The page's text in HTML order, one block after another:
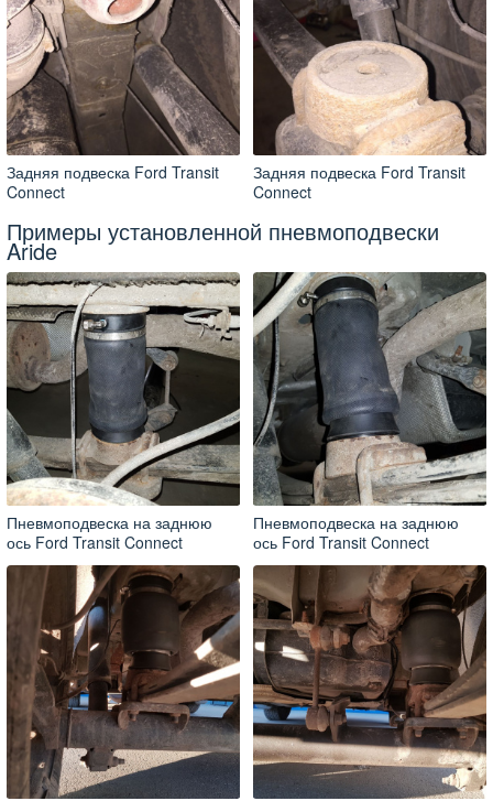
Задняя подвеска Ford Transit
Connect
Задняя подвеска Ford Transit
Connect
Примеры установленной пневмоподвески
Aride
Пневмоподвеска на заднюю
ось Ford Transit Connect
Пневмоподвеска на заднюю
ось Ford Transit Connect